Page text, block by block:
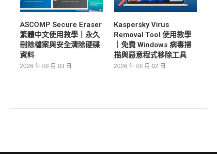
ASCOMP Secure Eraser
繁體中文使用教學｜永久
刪除檔案與安全清除硬碟
資料
2026 年 08 月 03 日
Kaspersky Virus
Removal Tool 使用教學
｜免費 Windows 病毒掃
描與惡意程式移除工具
2026 年 08 月 02 日